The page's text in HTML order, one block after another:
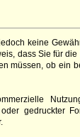
keine
dass Sie für
müssen, ob ein
gedruckter